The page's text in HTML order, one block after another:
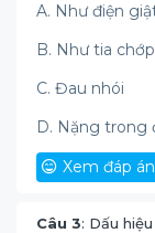
A. Như điện
B. Như tia chớp
C. Đau nhói
D. Nặng trong
Xem đáp án
Câu 3: Dấu